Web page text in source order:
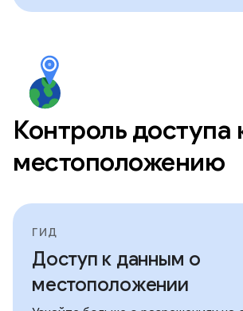
Контроль доступа
местоположению
ГИД
Доступ к данным о
местоположении